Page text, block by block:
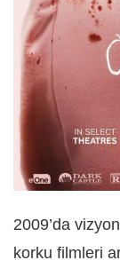
2009’da
korku filmleri